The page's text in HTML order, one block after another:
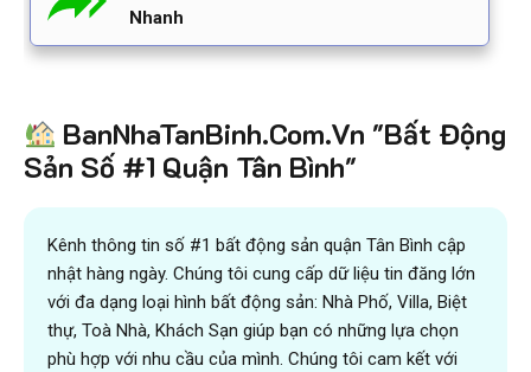
Nhanh
BanNhaTanBinh.Com.Vn "Bất Động
Sản Số #1 Quận Tân Bình"
Kênh thông tin số #1 bất động sản quận Tân Bình cập
nhật hàng ngày. Chúng tôi cung cấp dữ liệu tin đăng lớn
với đa dạng loại hình bất động sản: Nhà Phố, Villa, Biệt
thự, Toà Nhà, Khách Sạn giúp bạn có những lựa chọn
phù hợp với nhu cầu của mình. Chúng tôi cam kết với